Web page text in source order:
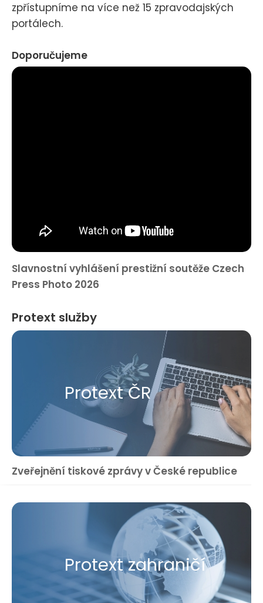
zpřístupníme na více než 15 zpravodajských
portálech.
Doporučujeme
Slavnostní vyhlášení prestižní soutěže Czech
Press Photo 2026
Protext služby
Protext ČR
Zveřejnění tiskové zprávy v České republice
Protext zahraničí